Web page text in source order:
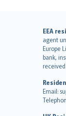
EEA
agent
Europe
bank,
Email:
简体